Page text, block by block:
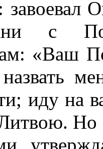
с
«Ваш
иду на
Литвою.